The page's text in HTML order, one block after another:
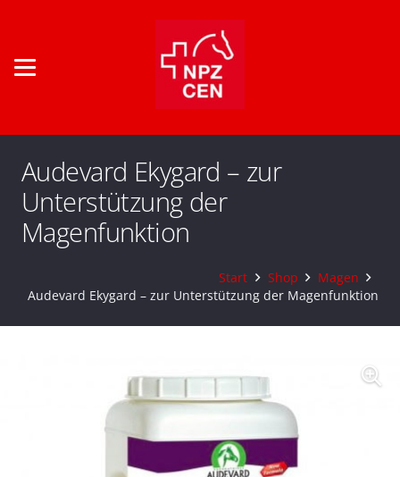
Audevard Ekygard – zur
Unterstützung der
Magenfunktion
Start Shop
Magen
Audevard Ekygard – zur Unterstützung der Magenfunktion